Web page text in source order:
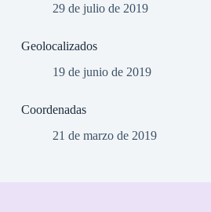
29 de julio de 2019
Geolocalizados
19 de junio de 2019
Coordenadas
21 de marzo de 2019